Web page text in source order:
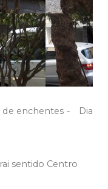
de enchentes - Dia
sentido Centro